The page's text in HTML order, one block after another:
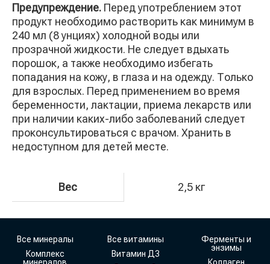
Предупреждение. Перед употреблением этот
продукт необходимо растворить как минимум в
240 мл (8 унциях) холодной воды или
прозрачной жидкости. Не следует вдыхать
порошок, а также необходимо избегать
попадания на кожу, в глаза и на одежду. Только
для взрослых. Перед применением во время
беременности, лактации, приема лекарств или
при наличии каких-либо заболеваний следует
проконсультироваться с врачом. Хранить в
недоступном для детей месте.
Вес 2,5 кг
Все минералы
Комплекс
Все витамины
Витамин Д3
Ферменты и
энзимы